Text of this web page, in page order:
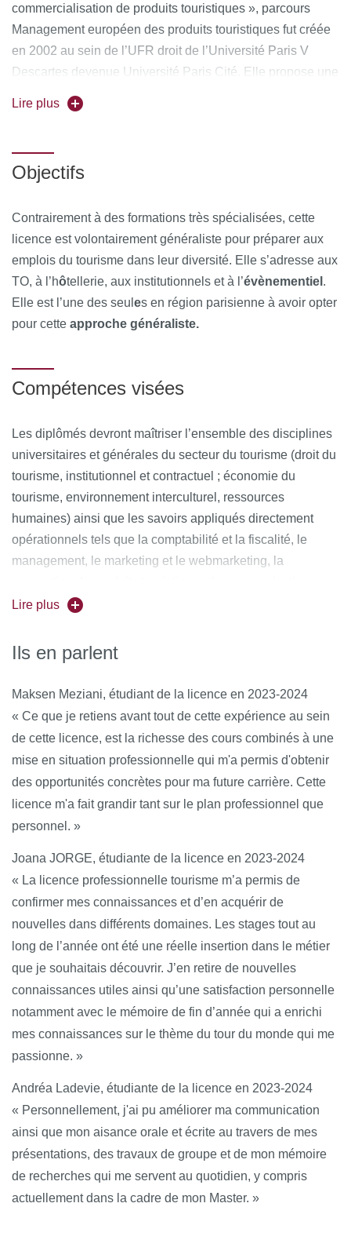
commercialisation de produits touristiques », parcours
Management européen des produits touristiques fut créée
en 2002 au sein de l’UFR droit de l’Université Paris V
Descartes devenue Université Paris Cité. Elle propose une
formation qui a pour objectif d’apporter les compétences
nécessaires aux fonctions d’encadrement et
et de l’hôtellerie au sens large.
Lire plus
Objectifs
Contrairement à des formations très spécialisées, cette
licence est volontairement généraliste pour préparer aux
emplois du tourisme dans leur diversité. Elle s’adresse aux
TO, à l’hôtellerie, aux institutionnels et à l’évènementiel .
Elle est l’une des seul es en région parisienne à avoir opter
pour cette approche généraliste.
Compétences visées
Les diplômés devront maîtriser l’ensemble des disciplines
universitaires et générales du secteur du tourisme (droit du
tourisme, institutionnel et contractuel ; économie du
tourisme, environnement interculturel, ressources
humaines) ainsi que les savoirs appliqués directement
opérationnels tels que la comptabilité et la fiscalité, le
management, le marketing et le webmarketing, la
professionnelle, l’évènementiel, les techniques et
Les compétences visées correspondent aux blocs de
Bloc de compétences - Usages digitaux et numériques
* Utiliser les outils numériques de référence et les règles
de sécurité informatique pour acquérir, traiter, produire et
diffuser de l’information ainsi que pour collaborer en
interne et en externe.
Bloc de compétences - Exploitation de données à des
fins d’analyse
documenter un sujet et synthétiser ces données en vue de
leur exploitation.
* Analyser et synthétiser des données en vue de leur
exploitation.
Bloc de compétences - Expression et communication
écrites et orales
* Se servir aisément des différents registres d’expression
Lire plus
Ils en parlent
Maksen Meziani, étudiant de la licence en 2023-2024
« Ce que je retiens avant tout de cette expérience au sein
de cette licence, est la richesse des cours combinés à une
mise en situation professionnelle qui m'a permis d'obtenir
des opportunités concrètes pour ma future carrière. Cette
licence m'a fait grandir tant sur le plan professionnel que
personnel. »
Joana JORGE, étudiante de la licence en 2023-2024
« La licence professionnelle tourisme m’a permis de
confirmer mes connaissances et d’en acquérir de
nouvelles dans différents domaines. Les stages tout au
long de l’année ont été une réelle insertion dans le métier
que je souhaitais découvrir. J’en retire de nouvelles
connaissances utiles ainsi qu’une satisfaction personnelle
notamment avec le mémoire de fin d’année qui a enrichi
mes connaissances sur le thème du tour du monde qui me
passionne. »
Andréa Ladevie, étudiante de la licence en 2023-2024
« Personnellement, j'ai pu améliorer ma communication
ainsi que mon aisance orale et écrite au travers de mes
présentations, des travaux de groupe et de mon mémoire
de recherches qui me servent au quotidien, y compris
actuellement dans la cadre de mon Master. »